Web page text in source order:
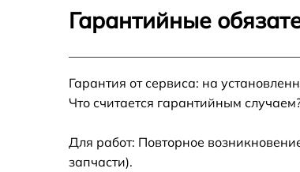
Замена термопасты Thunderobot
(JT009S00BRU)
Pro 7 (JT009S00BRU)
Замена процессора Thunderobot
Гарантийные
Гарантия от сервиса: на
Что считается гарантийным
Для работ: Повторное
запчасти).